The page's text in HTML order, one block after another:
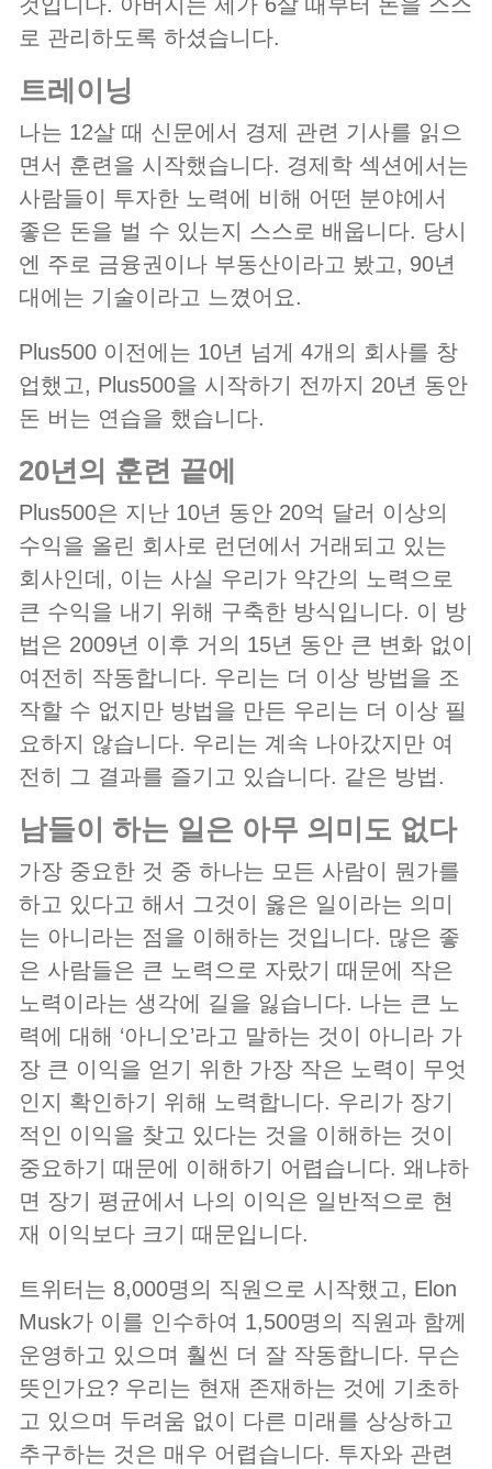
로 관리하도록 하셨습니다.
트레이닝
나는 12살 때 신문에서 경제 관련 기사를 읽으
면서 훈련을 시작했습니다. 경제학 섹션에서는
사람들이 투자한 노력에 비해 어떤 분야에서
좋은 돈을 벌 수 있는지 스스로 배웁니다. 당시
엔 주로 금융권이나 부동산이라고 봤고, 90년
대에는 기술이라고 느꼈어요.
Plus500 이전에는 10년 넘게 4개의 회사를 창
업했고, Plus500을 시작하기 전까지 20년 동안
돈 버는 연습을 했습니다.
20년의 훈련 끝에
Plus500은 지난 10년 동안 20억 달러 이상의
수익을 올린 회사로 런던에서 거래되고 있는
회사인데, 이는 사실 우리가 약간의 노력으로
큰 수익을 내기 위해 구축한 방식입니다. 이 방
법은 2009년 이후 거의 15년 동안 큰 변화 없이
여전히 작동합니다. 우리는 더 이상 방법을 조
작할 수 없지만 방법을 만든 우리는 더 이상 필
요하지 않습니다. 우리는 계속 나아갔지만 여
전히 그 결과를 즐기고 있습니다. 같은 방법.
남들이 하는 일은 아무 의미도 없다
가장 중요한 것 중 하나는 모든 사람이 뭔가를
하고 있다고 해서 그것이 옳은 일이라는 의미
는 아니라는 점을 이해하는 것입니다. 많은 좋
은 사람들은 큰 노력으로 자랐기 때문에 작은
노력이라는 생각에 길을 잃습니다. 나는 큰 노
력에 대해 ‘아니오’라고 말하는 것이 아니라 가
장 큰 이익을 얻기 위한 가장 작은 노력이 무엇
인지 확인하기 위해 노력합니다. 우리가 장기
적인 이익을 찾고 있다는 것을 이해하는 것이
중요하기 때문에 이해하기 어렵습니다. 왜냐하
면 장기 평균에서 나의 이익은 일반적으로 현
재 이익보다 크기 때문입니다.
트위터는 8,000명의 직원으로 시작했고, Elon
Musk가 이를 인수하여 1,500명의 직원과 함께
운영하고 있으며 훨씬 더 잘 작동합니다. 무슨
뜻인가요? 우리는 현재 존재하는 것에 기초하
고 있으며 두려움 없이 다른 미래를 상상하고
추구하는 것은 매우 어렵습니다. 투자와 관련